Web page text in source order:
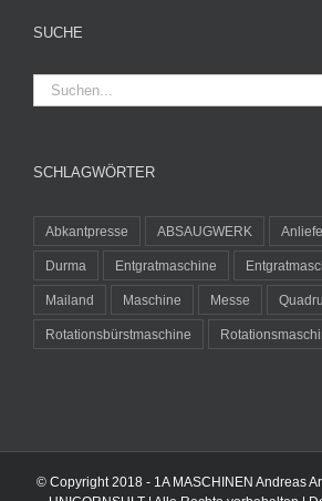
SUCHE
Suche
nach:
SCHLAGWÖRTER
Abkantpresse ABSAUGWERK
Durma Entgratmaschine
Mailand Maschine Messe
Rotationsbürstmaschine
© Copyright 2018 - 1A MASCHINEN Andreas